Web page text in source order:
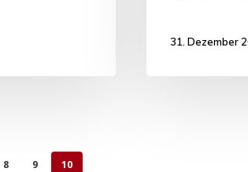
31. Dezember
8 9 10